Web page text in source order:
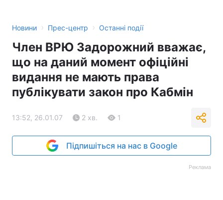
Новини › Прес-центр › Останні події
Член ВРЮ Задорожний вважає,
що на даний момент офіційні
видання не мають права
публікувати закон про Кабмін
13:52, 26.01.07 2 хв. 1
Підпишіться на нас в Google
Реклама